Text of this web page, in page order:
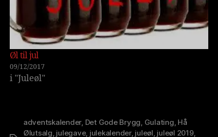
Øl til jul
09/12/2017
i "Juleøl"
adventskalender, Det Gode Brygg, Gulating, Hå
Ølutsalg, julegave, julekalender, juleøl, juleøl 2019,